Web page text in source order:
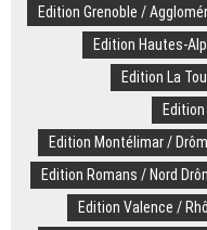
Edition Grenoble /
Edition Hautes-
Edition La
Edition Montélimar /
Edition Romans / Nord
Edition Valence /